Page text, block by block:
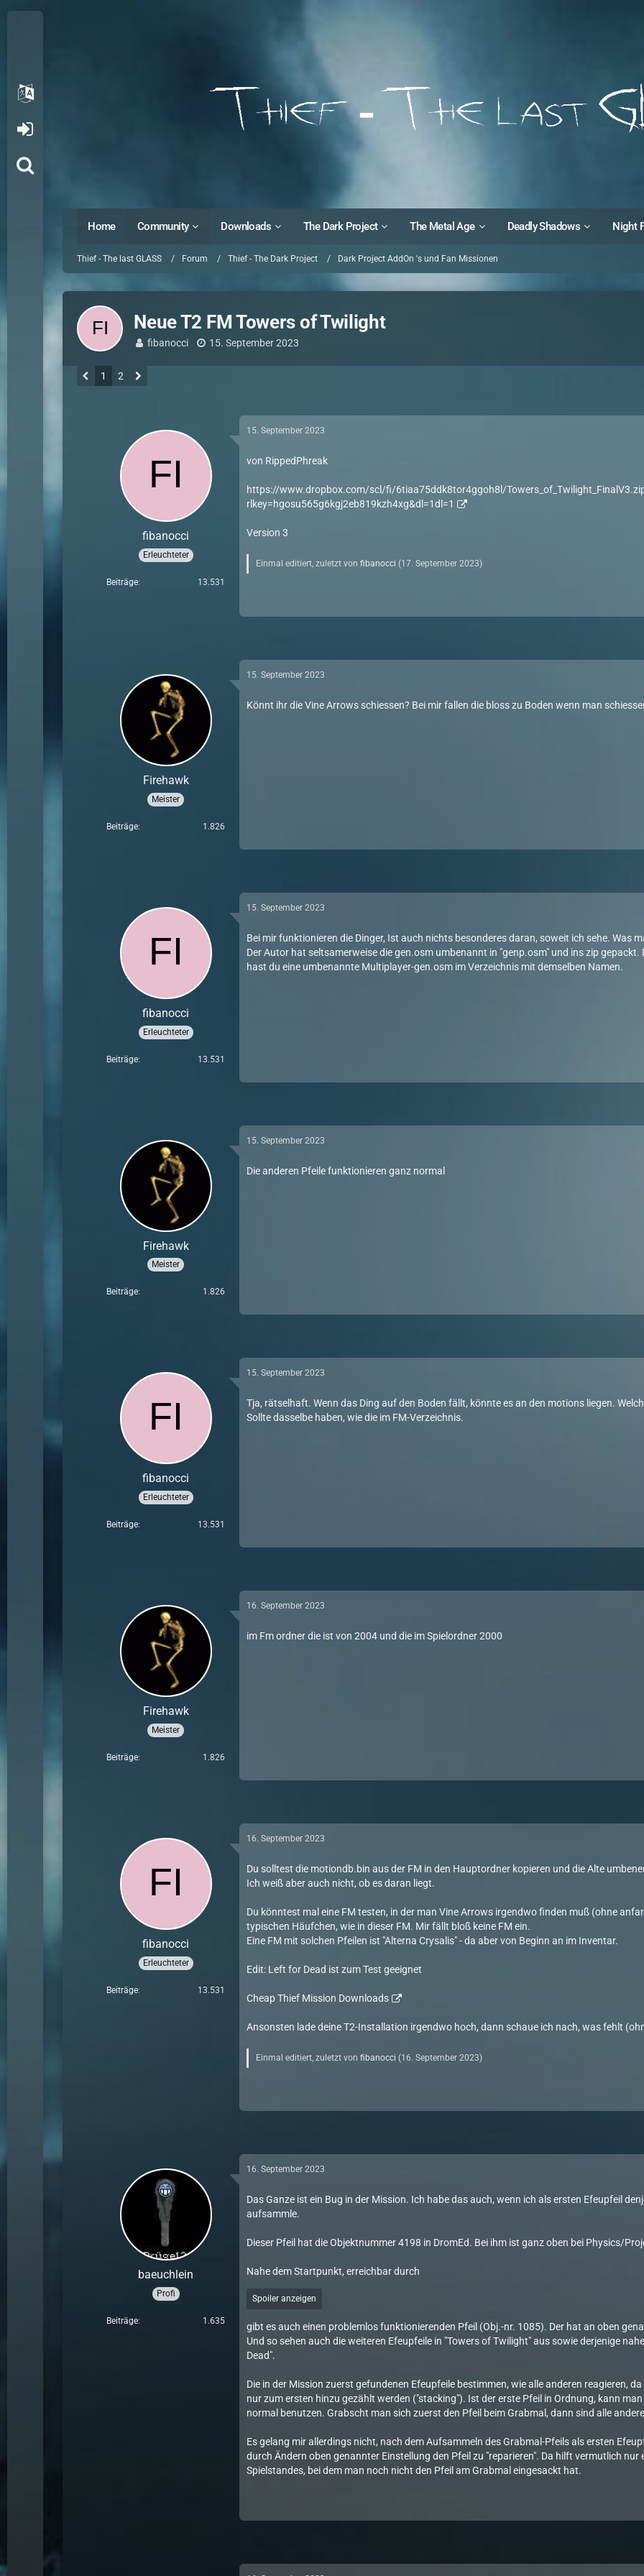
Home Community Downloads The Dark Project The Metal Age Deadly Shadows Night
Thief - The last GLASS Forum Thief - The Dark Project Dark Project AddOn 's und Fan Missionen
Neue T2 FM Towers of Twilight
fibanocci 15. September 2023
1 2
fibanocci
Erleuchteter
Beiträge 13.531
15. September 2023
von RippedPhreak
https://www.dropbox.com/scl/fi/6tiaa75ddk8tor4ggoh8l/
rlkey=hgosu565g6kgj2eb819kzh4xg&dl=1dl=1
Version 3
Einmal editiert, zuletzt vonfibanocci (17. September 2023)
Firehawk
Meister
Beiträge 1.826
15. September 2023
Könnt ihr die Vine Arrows schiessen? Bei mir fallen die bloss zu Boden wenn man
fibanocci
Erleuchteter
Beiträge 13.531
15. September 2023
Bei mir funktionieren die Dinger, Ist auch nichts besonderes daran, soweit ich sehe. Was
Der Autor hat seltsamerweise die gen.osm umbenannt in "genp.osm" und ins zip
hast du eine umbenannte Multiplayer-gen.osm im Verzeichnis mit demselben Namen.
Firehawk
Meister
Beiträge 1.826
15. September 2023
Die anderen Pfeile funktionieren ganz normal
fibanocci
Erleuchteter
Beiträge 13.531
15. September 2023
Tja, rätselhaft. Wenn das Ding auf den Boden fällt, könnte es an den motions liegen.
Sollte dasselbe haben, wie die im FM-Verzeichnis.
Firehawk
Meister
Beiträge 1.826
16. September 2023
im Fm ordner die ist von 2004 und die im Spielordner 2000
fibanocci
Erleuchteter
Beiträge 13.531
16. September 2023
Du solltest die motiondb.bin aus der FM in den Hauptordner kopieren und die Alte
Ich weiß aber auch nicht, ob es daran liegt.
Du könntest mal eine FM testen, in der man Vine Arrows irgendwo finden muß (ohne
typischen Häufchen, wie in dieser FM. Mir fällt bloß keine FM ein.
Eine FM mit solchen Pfeilen ist "Alterna Crysalis" - da aber von Beginn an im Inventar.
Edit: Left for Dead ist zum Test geeignet
Cheap Thief Mission Downloads
Ansonsten lade deine T2-Installation irgendwo hoch, dann schaue ich nach, was fehlt
Einmal editiert, zuletzt vonfibanocci (16. September 2023)
baeuchlein
Profi
Beiträge 1.635
16. September 2023
Das Ganze ist ein Bug in der Mission. Ich habe das auch, wenn ich als ersten Efeupfeil
aufsammle.
Dieser Pfeil hat die Objektnummer 4198 in DromEd. Bei ihm ist ganz oben bei Physics/
Nahe dem Startpunkt, erreichbar durch
Spoiler anzeigen
gibt es auch einen problemlos funktionierenden Pfeil (Obj.-nr. 1085). Der hat an oben
Und so sehen auch die weiteren Efeupfeile in "Towers of Twilight" aus sowie derjenige
Dead".
Die in der Mission zuerst gefundenen Efeupfeile bestimmen, wie alle anderen reagieren,
nur zum ersten hinzu gezählt werden ("stacking"). Ist der erste Pfeil in Ordnung, kann
normal benutzen. Grabscht man sich zuerst den Pfeil beim Grabmal, dann sind alle
Es gelang mir allerdings nicht, nach dem Aufsammeln des Grabmal-Pfeils als ersten
durch Ändern oben genannter Einstellung den Pfeil zu "reparieren". Da hilft vermutlich
Spielstandes, bei dem man noch nicht den Pfeil am Grabmal eingesackt hat.